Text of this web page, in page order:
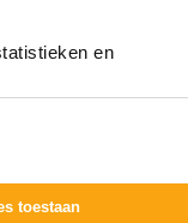
en
toestaan